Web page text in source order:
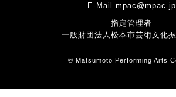
E-Mail mpac@mpac.jp
指定管理者
一般財団法人松本市芸術文化
© Matsumoto Performing Arts